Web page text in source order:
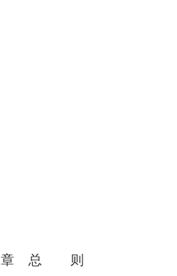
章 总 则